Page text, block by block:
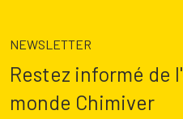
NEWSLETTER
Restez informé de
monde Chimiver